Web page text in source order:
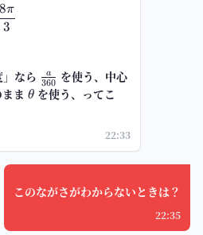
=\frac{8\pi}{3}
3
8π
なら \frac{a}
{360}
360
a
を使う、中心
ま \theta
θ を使う、ってこ
22:33
このながさがわからないときは？
22:35